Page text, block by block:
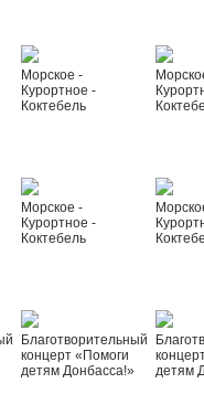
Морское -
Курортное -
Коктебель
Морское -
Курортное -
Коктебель
Благотворительный
концерт «Помоги
детям Донбасса!»
детям